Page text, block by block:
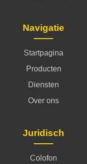
Navigatie
Startpagina
Producten
Diensten
Over ons
Juridisch
Colofon